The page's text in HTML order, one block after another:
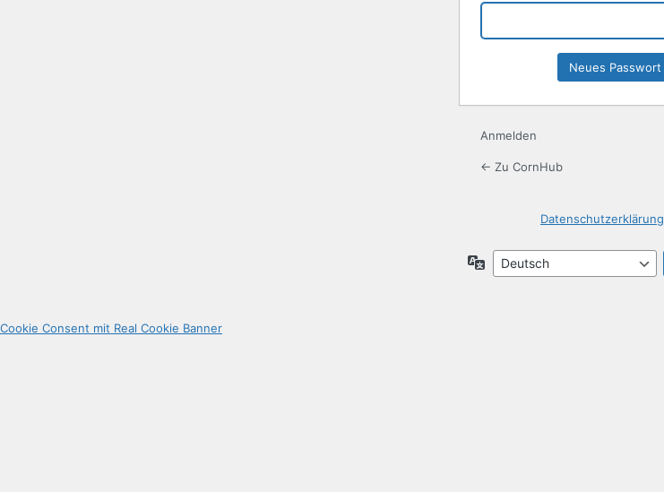
Anmelden
← Zu CornHub
Datenschutzerklärung
Sprache
Cookie Consent mit Real Cookie Banner